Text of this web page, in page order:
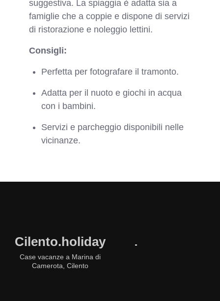
suggestiva. La spiaggia è adatta sia a
famiglie che a coppie e dispone di servizi
di ristorazione e noleggio lettini.
Consigli:
Perfetta per fotografare il tramonto.
Adatta per il nuoto e giochi in acqua
con i bambini.
Servizi e parcheggio disponibili nelle
vicinanze.
Cilento.holiday
Case vacanze a Marina di
Camerota, Cilento